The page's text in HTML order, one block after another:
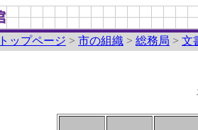
トップページ > 市の組織 > 総務局 > 文